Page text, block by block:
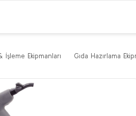
İşleme Ekipmanları Gıda Hazırlama